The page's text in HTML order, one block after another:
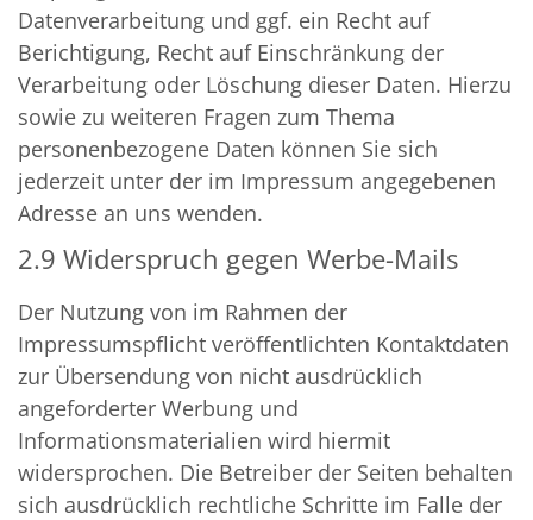
Datenverarbeitung und ggf. ein Recht auf
Berichtigung, Recht auf Einschränkung der
Verarbeitung oder Löschung dieser Daten. Hierzu
sowie zu weiteren Fragen zum Thema
personenbezogene Daten können Sie sich
jederzeit unter der im Impressum angegebenen
Adresse an uns wenden.
2.9 Widerspruch gegen Werbe-Mails
Der Nutzung von im Rahmen der
Impressumspflicht veröffentlichten Kontaktdaten
zur Übersendung von nicht ausdrücklich
angeforderter Werbung und
Informationsmaterialien wird hiermit
widersprochen. Die Betreiber der Seiten behalten
sich ausdrücklich rechtliche Schritte im Falle der